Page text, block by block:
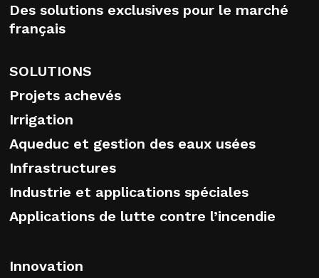
Des solutions exclusives pour le marché
français
SOLUTIONS
Projets achevés
Irrigation
Aqueduc et gestion des eaux usées
Infrastructures
Industrie et applications spéciales
Applications de lutte contre l’incendie
Innovation